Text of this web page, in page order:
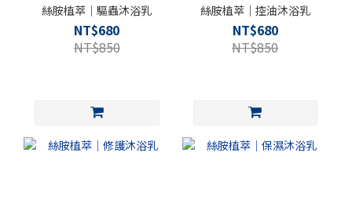
絲胺植萃｜驅蟲沐浴乳
NT$680
NT$850
絲胺植萃｜控油沐浴乳
NT$680
NT$850